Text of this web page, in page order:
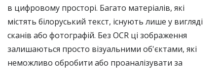
в цифровому просторі. Багато матеріалів, які
містять білоруський текст, існують лише у вигляді
сканів або фотографій. Без OCR ці зображення
залишаються просто візуальними об'єктами, які
неможливо обробити або проаналізувати за